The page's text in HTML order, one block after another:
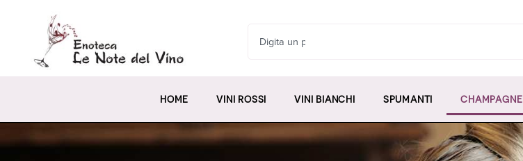
HOME VINI ROSSI VINI BIANCHI SPUMANTI CHAMPAGNE